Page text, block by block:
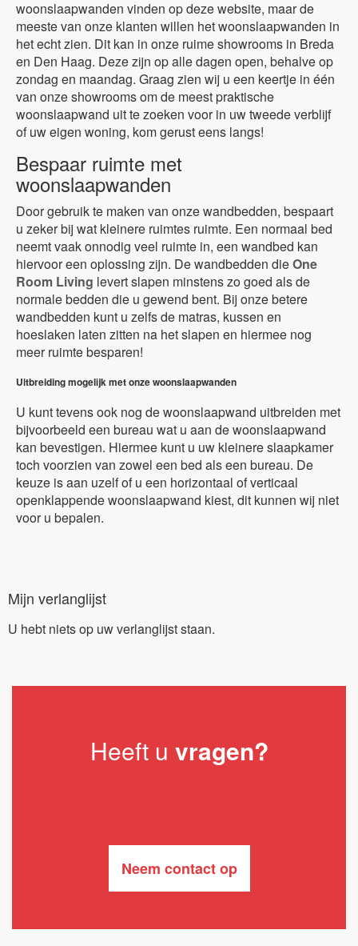
woonslaapwanden vinden op deze website, maar de
meeste van onze klanten willen het woonslaapwanden in
het echt zien. Dit kan in onze ruime showrooms in Breda
en Den Haag. Deze zijn op alle dagen open, behalve op
zondag en maandag. Graag zien wij u een keertje in één
van onze showrooms om de meest praktische
woonslaapwand uit te zoeken voor in uw tweede verblijf
of uw eigen woning, kom gerust eens langs!
Bespaar ruimte met
woonslaapwanden
Door gebruik te maken van onze wandbedden, bespaart
u zeker bij wat kleinere ruimtes ruimte. Een normaal bed
neemt vaak onnodig veel ruimte in, een wandbed kan
hiervoor een oplossing zijn. De wandbedden dieOne
Room Living levert slapen minstens zo goed als de
normale bedden die u gewend bent. Bij onze betere
wandbedden kunt u zelfs de matras, kussen en
hoeslaken laten zitten na het slapen en hiermee nog
meer ruimte besparen!
Uitbreiding mogelijk met onze woonslaapwanden
U kunt tevens ook nog de woonslaapwand uitbreiden met
bijvoorbeeld een bureau wat u aan de woonslaapwand
kan bevestigen. Hiermee kunt u uw kleinere slaapkamer
toch voorzien van zowel een bed als een bureau. De
keuze is aan uzelf of u een horizontaal of verticaal
openklappende woonslaapwand kiest, dit kunnen wij niet
voor u bepalen.
Mijn verlanglijst
U hebt niets op uw verlanglijst staan.
Heeft u vragen?
Neem contact op